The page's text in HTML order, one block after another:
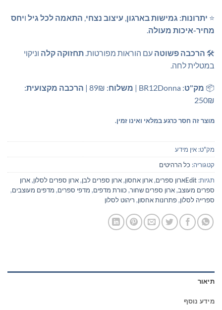
⭐ יתרונות: גמישות בארגון עיצוב נצחי התאמה לכל גיל ויחס
מחיר-איכות מעולה
🛠️ הרכבה פשוטה עם הוראות מפורטות. תחזוקה קלה וניקוי
במטלית לחה.
📦 מק"ט: BR12Donna | משלוח: 89₪ | הרכבה מקצועית:
250₪
מוצר זה חסר כרגע במלאי ואינו זמין.
מק"ט: אין מידע
קטגוריה: כל הרהיטים
תגיות: Editארון ספרים ,ארון אחסון,ארון ספרים לבן,ארון ספרים לסלון,ארון
ספרים מעוצב,ארון ספרים שחור, כוורת מדפים, מדפי ספרים, מדפים מעוצבים,
ספרייה לסלון,פתרונות אחסון, ריהוט לסלון
תיאור
מידע נוסף